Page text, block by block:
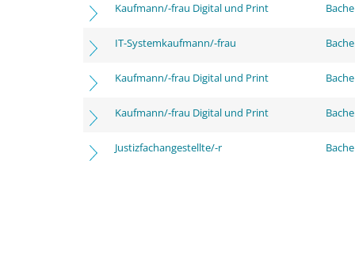
Kaufmann/-frau Digital und Print
IT-Systemkaufmann/-frau
Kaufmann/-frau Digital und Print
Kaufmann/-frau Digital und Print
Justizfachangestellte/-r